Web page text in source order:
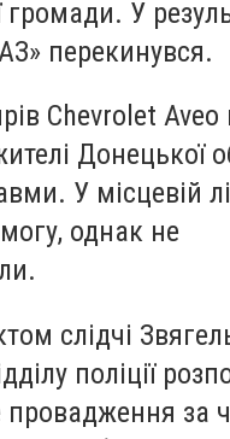
громади. У
перекинувся.
Chevrolet Aveo
Донецької
У місцевій
однак не
слідчі
поліції
провадження за